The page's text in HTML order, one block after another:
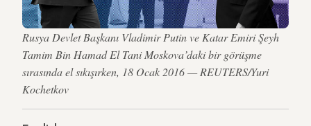
Rusya Devlet Başkanı Vladimir Putin ve Katar Emiri Şeyh
Tamim Bin Hamad El Tani Moskova’daki bir görüşme
sırasında el sıkışırken, 18 Ocak 2016 — REUTERS/Yuri
Kochetkov